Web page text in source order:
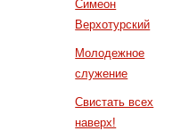
Симеон
Верхотурский
Молодежное
служение
Свистать всех
наверх!